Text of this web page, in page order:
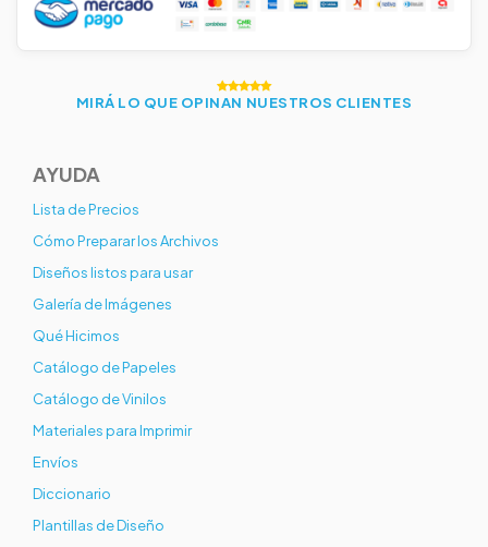
MIRÁ LO QUE OPINAN NUESTROS CLIENTES
AYUDA
Lista de Precios
Cómo Preparar los Archivos
Diseños listos para usar
Galería de Imágenes
Qué Hicimos
Catálogo de Papeles
Catálogo de Vinilos
Materiales para Imprimir
Envíos
Diccionario
Plantillas de Diseño